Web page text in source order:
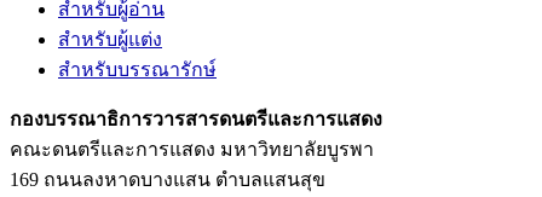
สำหรับผู้อ่าน
สำหรับผู้แต่ง
สำหรับบรรณารักษ์
กองบรรณาธิการวารสารดนตรีและการแสดง
คณะดนตรีและการแสดง มหาวิทยาลัยบูรพา
169 ถนนลงหาดบางแสน ตำบลแสนสุข